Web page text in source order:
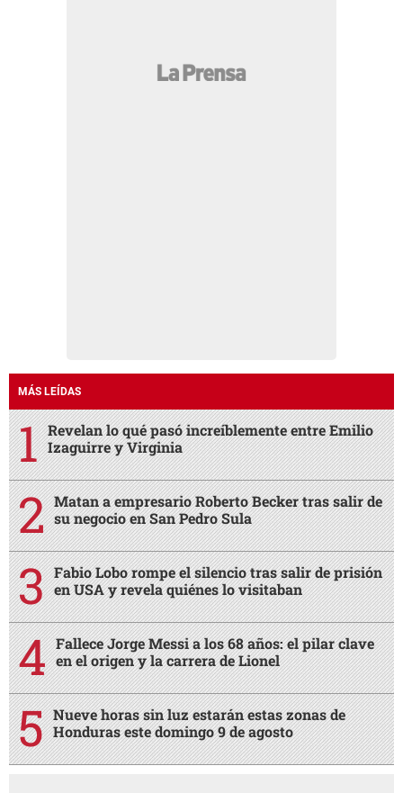
MÁS LEÍDAS
Revelan lo qué pasó increíblemente entre Emilio
Izaguirre y Virginia
Matan a empresario Roberto Becker tras salir de
su negocio en San Pedro Sula
Fabio Lobo rompe el silencio tras salir de prisión
en USA y revela quiénes lo visitaban
Fallece Jorge Messi a los 68 años: el pilar clave
en el origen y la carrera de Lionel
Nueve horas sin luz estarán estas zonas de
Honduras este domingo 9 de agosto